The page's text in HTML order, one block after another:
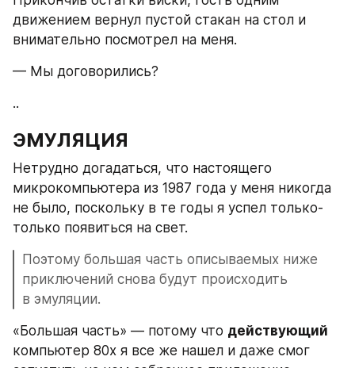
движением вернул пустой стакан на стол и
внимательно посмотрел на меня.
— Мы договорились?
..
ЭМУЛЯЦИЯ
Нетрудно догадаться, что настоящего
микрокомпьютера из 1987 года у меня никогда
не было, поскольку в те годы я успел только-
только появиться на свет.
Поэтому большая часть описываемых ниже
приключений снова будут происходить
в эмуляции.
«Большая часть» — потому что действующий
компьютер 80х я все же нашел и даже смог